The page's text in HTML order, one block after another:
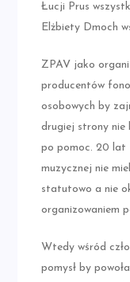
Łucji Prus
Elżbiety Dmoch
ZPAV jako
producentów
osobowych by
drugiej strony nie
po pomoc. 20 lat
muzycznej nie
statutowo a nie
organizowaniem
Wtedy wśród
pomysł by